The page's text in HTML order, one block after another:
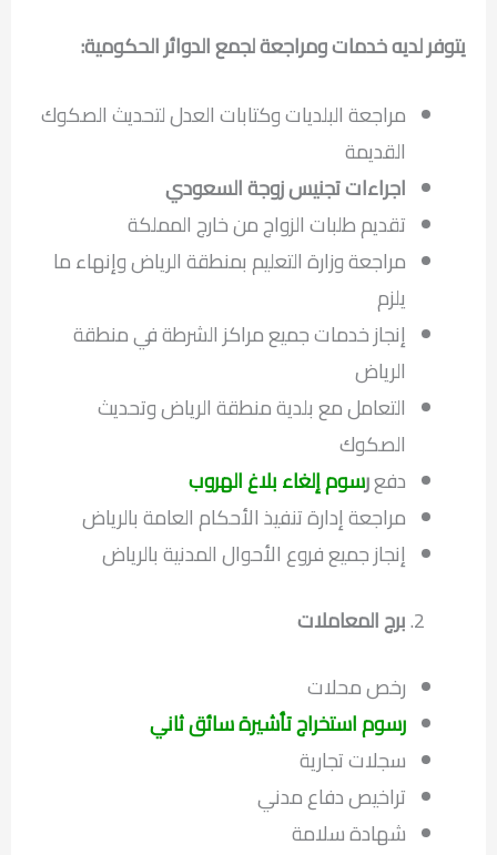
يتوفر لديه خدمات ومراجعة لجمع الدوائر الحكومية:
مراجعة البلديات وكتابات العدل لتحديث الصكوك
القديمة
اجراءات تجنيس زوجة السعودي
تقديم طلبات الزواج من خارج المملكة
مراجعة وزارة التعليم بمنطقة الرياض وإنهاء ما
يلزم
إنجاز خدمات جميع مراكز الشرطة في منطقة
الرياض
التعامل مع بلدية منطقة الرياض وتحديث
الصكوك
دفعرسوم إلغاء بلاغ الهروب
مراجعة إدارة تنفيذ الأحكام العامة بالرياض
إنجاز جميع فروع الأحوال المدنية بالرياض
برج المعاملات
رخص محلات
رسوم استخراج تأشيرة سائق ثاني
سجلات تجارية
تراخيص دفاع مدني
شهادة سلامة